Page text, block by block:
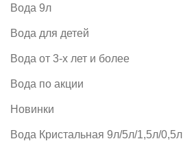
Вода 9л
Вода для детей
Вода от 3-х лет и более
Вода по акции
Новинки
Вода Кристальная 9л/5л/1,5л/0,5л